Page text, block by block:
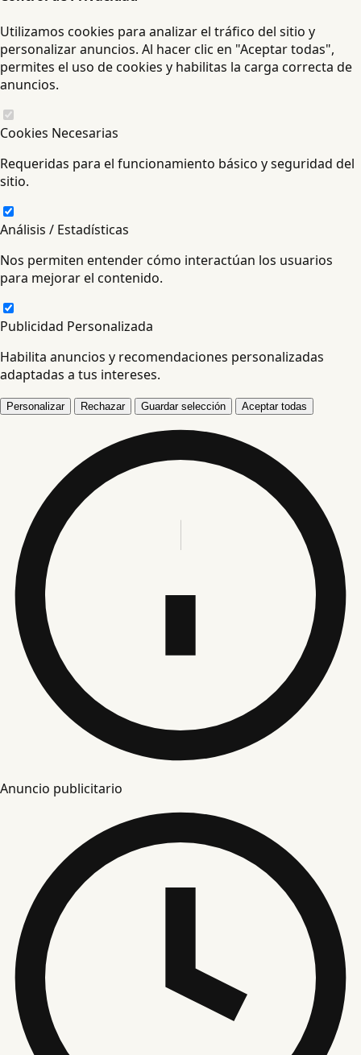
Utilizamos cookies para analizar el tráfico del sitio y
personalizar anuncios. Al hacer clic en "Aceptar todas",
permites el uso de cookies y habilitas la carga correcta de
anuncios.
Cookies Necesarias
Requeridas para el funcionamiento básico y seguridad del
sitio.
Análisis / Estadísticas
Nos permiten entender cómo interactúan los usuarios
para mejorar el contenido.
Publicidad Personalizada
Habilita anuncios y recomendaciones personalizadas
adaptadas a tus intereses.
Personalizar Rechazar Guardar selección Aceptar todas
Anuncio publicitario